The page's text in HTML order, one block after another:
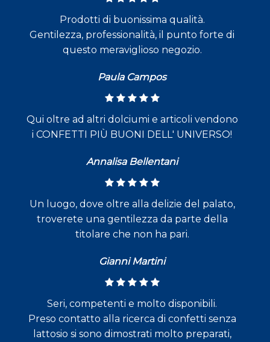
Prodotti di buonissima qualità.
Gentilezza, professionalità, il punto forte di
questo meraviglioso negozio.
Paula Campos
Qui oltre ad altri dolciumi e articoli vendono
i CONFETTI PIÙ BUONI DELL' UNIVERSO!
Annalisa Bellentani
Un luogo, dove oltre alla delizie del palato,
troverete una gentilezza da parte della
titolare che non ha pari.
Gianni Martini
Seri, competenti e molto disponibili.
Preso contatto alla ricerca di confetti senza
lattosio si sono dimostrati molto preparati,